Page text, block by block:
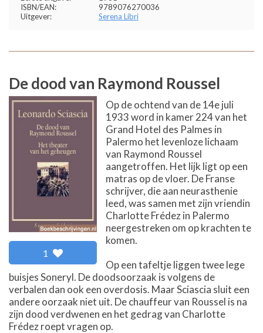
ISBN/EAN:
9789076270036
Uitgever:
Serena Libri
De dood van Raymond Roussel
1
Op de ochtend van de 14e juli
1933 word in kamer 224 van het
Grand Hotel des Palmes in
Palermo het levenloze lichaam
van Raymond Roussel
aangetroffen. Het lijk ligt op een
matras op de vloer. De Franse
schrijver, die aan neurasthenie
leed, was samen met zijn vriendin
Charlotte Frédez in Palermo
neergestreken om op krachten te
komen.
Op een tafeltje liggen twee lege
buisjes Soneryl. De doodsoorzaak is volgens de
verbalen dan ook een overdosis. Maar Sciascia sluit een
andere oorzaak niet uit. De chauffeur van Roussel is na
zijn dood verdwenen en het gedrag van Charlotte
Frédez roept vragen op.